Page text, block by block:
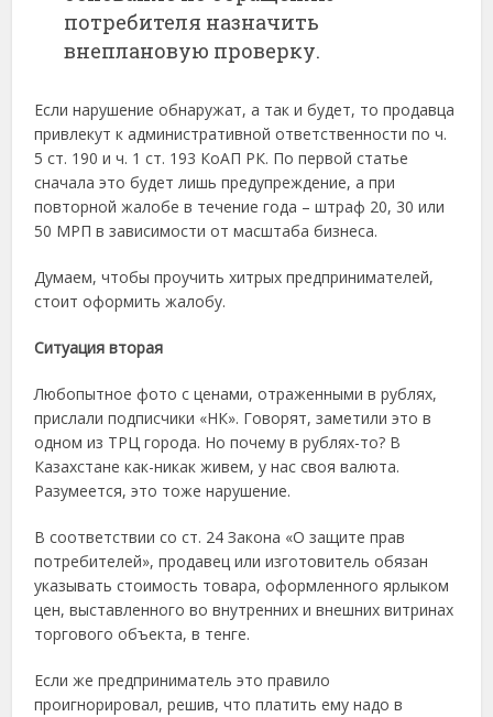
потребителя назначить
внеплановую проверку.
Если нарушение обнаружат, а так и будет, то продавца
привлекут к административной ответственности по ч.
5 ст. 190 и ч. 1 ст. 193 КоАП РК. По первой статье
сначала это будет лишь предупреждение, а при
повторной жалобе в течение года – штраф 20, 30 или
50 МРП в зависимости от масштаба бизнеса.
Думаем, чтобы проучить хитрых предпринимателей,
стоит оформить жалобу.
Ситуация вторая
Любопытное фото с ценами, отраженными в рублях,
прислали подписчики «НК». Говорят, заметили это в
одном из ТРЦ города. Но почему в рублях-то? В
Казахстане как-никак живем, у нас своя валюта.
Разумеется, это тоже нарушение.
В соответствии со ст. 24 Закона «О защите прав
потребителей», продавец или изготовитель обязан
указывать стоимость товара, оформленного ярлыком
цен, выставленного во внутренних и внешних витринах
торгового объекта, в тенге.
Если же предприниматель это правило
проигнорировал, решив, что платить ему надо в